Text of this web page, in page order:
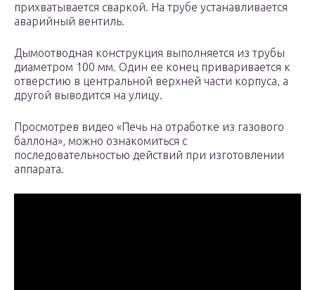
прихватывается сваркой. На трубе устанавливается
аварийный вентиль.
Дымоотводная конструкция выполняется из трубы
диаметром 100 мм. Один ее конец приваривается к
отверстию в центральной верхней части корпуса, а
другой выводится на улицу.
Просмотрев видео «Печь на отработке из газового
баллона», можно ознакомиться с
последовательностью действий при изготовлении
аппарата.